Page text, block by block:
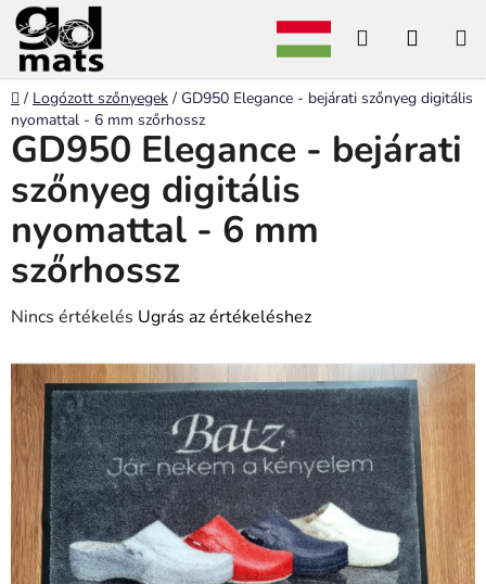
Ugrás
tartalomhoz
Keresés
Kezdőlap
/ Logózott szőnyegek / GD950 Elegance - bejárati szőnyeg digitális
nyomattal - 6 mm szőrhossz
GD950 Elegance - bejárati
szőnyeg digitális
nyomattal - 6 mm
szőrhossz
A
átlagos
értékelése
5-
ből
0,0
csillag.
Nincs értékelés Ugrás az értékeléshez